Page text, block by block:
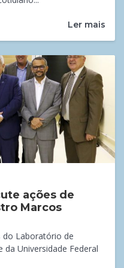
Ler mais
ações de
Marcos
do Laboratório de
da Universidade Federal